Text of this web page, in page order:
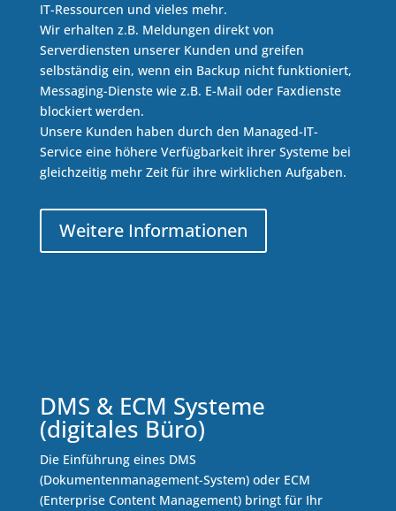
IT-Ressourcen und vieles mehr.
Wir erhalten z.B. Meldungen direkt von
Serverdiensten unserer Kunden und greifen
selbständig ein, wenn ein Backup nicht funktioniert,
Messaging-Dienste wie z.B. E-Mail oder Faxdienste
blockiert werden.
Unsere Kunden haben durch den Managed-IT-
Service eine höhere Verfügbarkeit ihrer Systeme bei
gleichzeitig mehr Zeit für ihre wirklichen Aufgaben.
Weitere Informationen
DMS & ECM Systeme
(digitales Büro)
Die Einführung eines DMS
(Dokumentenmanagement-System) oder ECM
(Enterprise Content Management) bringt für Ihr